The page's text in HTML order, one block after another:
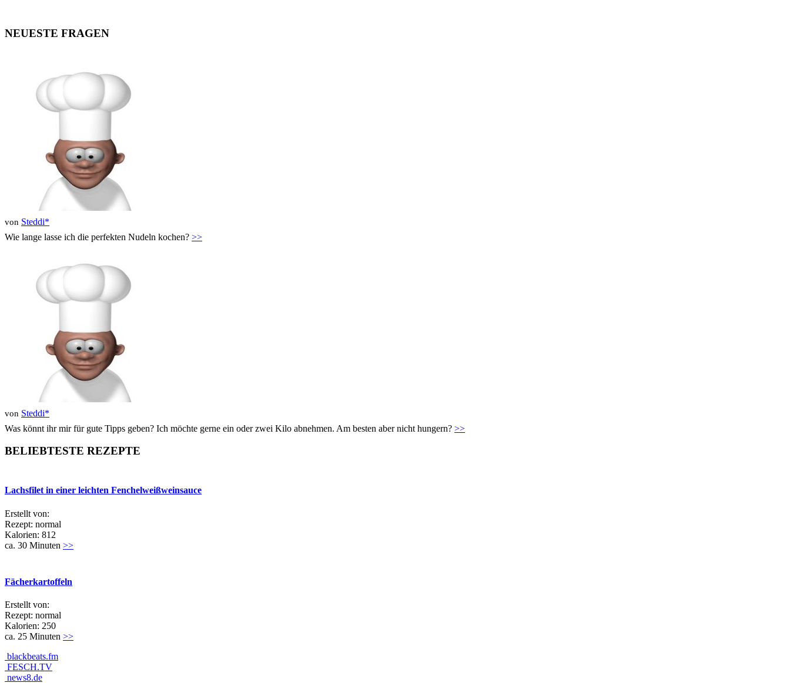
NEUESTE FRAGEN
von Steddi*
Wie lange lasse ich die perfekten Nudeln kochen? >>
von Steddi*
Was könnt ihr mir für gute Tipps geben? Ich möchte gerne ein oder zwei Kilo abnehmen. Am besten aber nicht hungern? >>
BELIEBTESTE REZEPTE
Lachsfilet in einer leichten Fenchelweißweinsauce
Erstellt von:
Rezept: normal
Kalorien: 812
ca. 30 Minuten >>
Fächerkartoffeln
Erstellt von:
Rezept: normal
Kalorien: 250
ca. 25 Minuten >>
blackbeats.fm
FESCH.TV
news8.de